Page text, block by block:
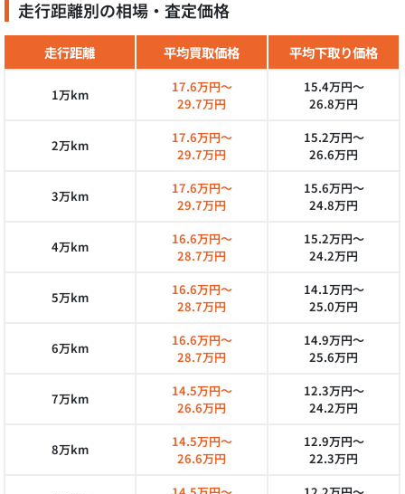
走行距離別の相場・査定価格
走行距離 平均買取価格 平均下取り価格
1万km
17.6万円～
29.7万円
15.4万円～
26.8万円
2万km
17.6万円～
29.7万円
15.2万円～
26.6万円
3万km
17.6万円～
29.7万円
15.6万円～
24.8万円
4万km
16.6万円～
28.7万円
15.2万円～
24.2万円
5万km
16.6万円～
28.7万円
14.1万円～
25.0万円
6万km
16.6万円～
28.7万円
14.9万円～
25.6万円
7万km
14.5万円～
26.6万円
12.3万円～
24.2万円
8万km
14.5万円～
26.6万円
12.9万円～
22.3万円